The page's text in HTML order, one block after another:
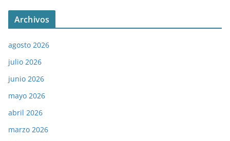
Archivos
agosto 2026
julio 2026
junio 2026
mayo 2026
abril 2026
marzo 2026